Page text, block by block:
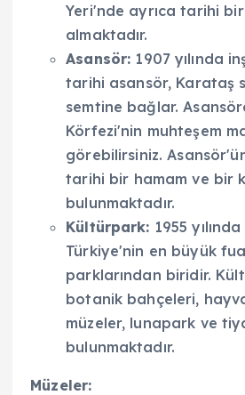
Yeri'nde ayrıca tarihi
almaktadır.
Asansör: 1907 yılında
tarihi asansör, Karataş
semtine bağlar.
Körfezi'nin muhteşem
görebilirsiniz.
tarihi bir hamam ve bir
bulunmaktadır.
Kültürpark: 1955
Türkiye'nin en büyük
parklarından biridir.
botanik bahçeleri,
müzeler, lunapark ve
bulunmaktadır.
Müzeler: